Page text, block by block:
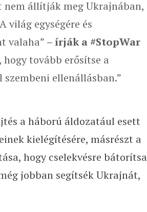
nem állítják meg Ukrajnában,
világ egységére és
valaha” –írják a #StopWar
hogy tovább erősítse a
szembeni ellenállásban.”
a háború áldozatául esett
kielégítésére, másrészt a
hogy cselekvésre bátorítsa
jobban segítsék Ukrajnát,